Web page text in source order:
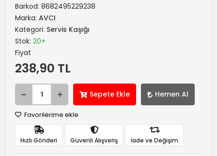
Barkod: 8682495229238
Marka: AVCI
Kategori: Servis Kaşığı
Stok: 20+
Fiyat
238,90 TL
Sepete Ekle Hemen Al
Favorilerime ekle
Hızlı Gönderi Güvenli Alışveriş İade ve Değişim